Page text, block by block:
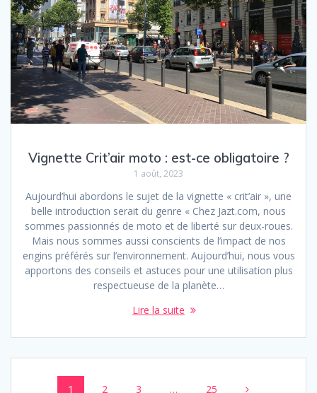
Vignette Crit’air moto : est-ce obligatoire ?
1 août, 2023
Aujourd’hui abordons le sujet de la vignette « crit’air », une
belle introduction serait du genre « Chez Jazt.com, nous
sommes passionnés de moto et de liberté sur deux-roues.
Mais nous sommes aussi conscients de l’impact de nos
engins préférés sur l’environnement. Aujourd’hui, nous vous
apportons des conseils et astuces pour une utilisation plus
respectueuse de la planète…
Lire la suite
Posts
Page
1 Page
2 Page
3 … Page
25